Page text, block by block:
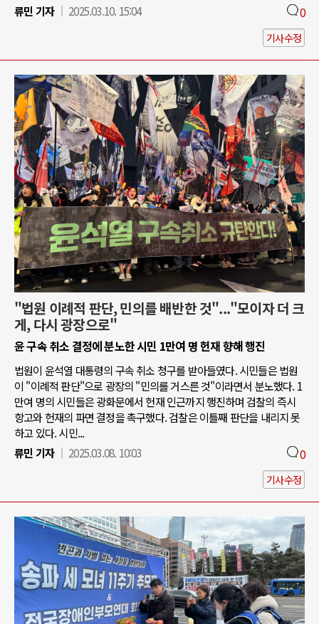
류민 기자
2025.03.10. 15:04 0
기사수정
"법원 이례적 판단, 민의를 배반한 것"..."모이자 더 크
게, 다시 광장으로"
윤 구속 취소 결정에 분노한 시민 1만여 명 헌재 향해 행진
법원이 윤석열 대통령의 구속 취소 청구를 받아들였다. 시민들은 법원
이 "이례적 판단"으로 광장의 "민의를 거스른 것"이라면서 분노했다. 1
만여 명의 시민들은 광화문에서 헌재 인근까지 행진하며 검찰의 즉시
항고와 헌재의 파면 결정을 촉구했다. 검찰은 이틀째 판단을 내리지 못
하고 있다. 시민...
류민 기자
2025.03.08. 10:03 0
기사수정